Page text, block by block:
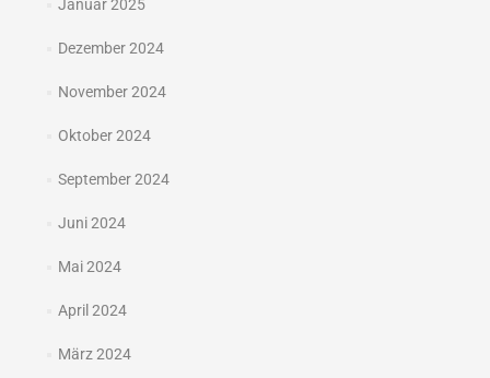
Januar 2025
Dezember 2024
November 2024
Oktober 2024
September 2024
Juni 2024
Mai 2024
April 2024
März 2024